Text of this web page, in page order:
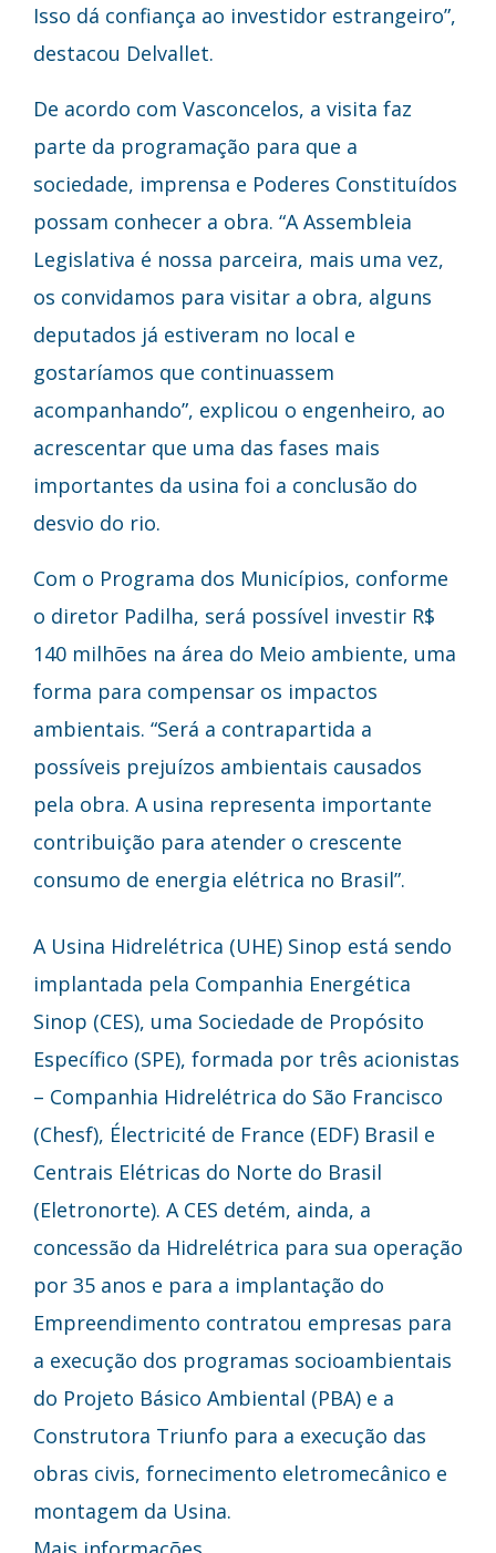
Isso dá confiança ao investidor estrangeiro”,
destacou Delvallet.
De acordo com Vasconcelos, a visita faz
parte da programação para que a
sociedade, imprensa e Poderes Constituídos
possam conhecer a obra. “A Assembleia
Legislativa é nossa parceira, mais uma vez,
os convidamos para visitar a obra, alguns
deputados já estiveram no local e
gostaríamos que continuassem
acompanhando”, explicou o engenheiro, ao
acrescentar que uma das fases mais
importantes da usina foi a conclusão do
desvio do rio.
Com o Programa dos Municípios, conforme
o diretor Padilha, será possível investir R$
140 milhões na área do Meio ambiente, uma
forma para compensar os impactos
ambientais. “Será a contrapartida a
possíveis prejuízos ambientais causados
pela obra. A usina representa importante
contribuição para atender o crescente
consumo de energia elétrica no Brasil”.
A Usina Hidrelétrica (UHE) Sinop está sendo
implantada pela Companhia Energética
Sinop (CES), uma Sociedade de Propósito
Específico (SPE), formada por três acionistas
– Companhia Hidrelétrica do São Francisco
(Chesf), Électricité de France (EDF) Brasil e
Centrais Elétricas do Norte do Brasil
(Eletronorte). A CES detém, ainda, a
concessão da Hidrelétrica para sua operação
por 35 anos e para a implantação do
Empreendimento contratou empresas para
a execução dos programas socioambientais
do Projeto Básico Ambiental (PBA) e a
Construtora Triunfo para a execução das
obras civis, fornecimento eletromecânico e
montagem da Usina.